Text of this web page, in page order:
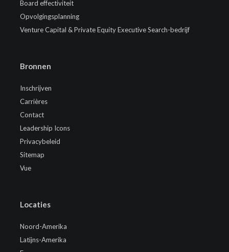
Board effectiviteit
Opvolgingsplanning
Venture Capital & Private Equity Executive Search-bedrijf
Bronnen
Inschrijven
Carrières
Contact
Leadership Icons
Privacybeleid
Sitemap
Vue
Locaties
Noord-Amerika
Latijns-Amerika